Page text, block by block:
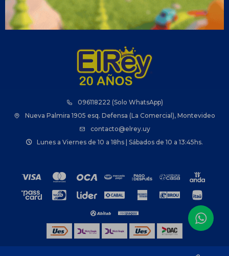
096118222 (Solo WhatsApp)
Nueva Palmira 1905 esq. Defensa (La Comercial), Montevideo
contacto@elrey.uy
Lunes a Viernes de 10 a 18hs | Sábados de 10 a 13:45hs.
